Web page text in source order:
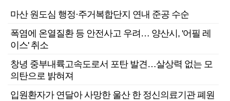
마산 원도심 행정·주거복합단지 연내 준공 수순
폭염에 온열질환 등 안전사고 우려… 양산시, '어필 레
이스' 취소
창녕 중부내륙고속도로서 포탄 발견…살상력 없는 모
의탄으로 밝혀져
입원환자가 연달아 사망한 울산 한 정신의료기관 폐원